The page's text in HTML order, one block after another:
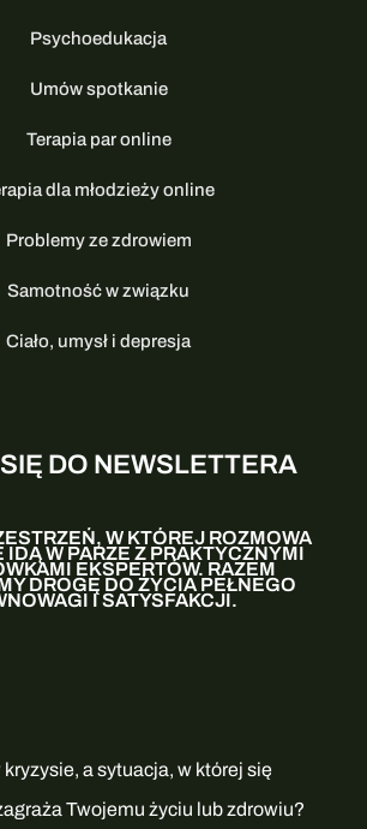
Psychoedukacja
Umów spotkanie
Terapia par online
dla młodzieży online
Problemy ze zdrowiem
Samotność w związku
Ciało, umysł i depresja
DO NEWSLETTERA
W KTÓREJ ROZMOWA
IDĄ W PARZE Z PRAKTYCZNYMI
EKSPERTÓW. RAZEM
DROGĘ DO ŻYCIA PEŁNEGO
I SATYSFAKCJI.
a sytuacja, w której się
Twojemu życiu lub zdrowiu?